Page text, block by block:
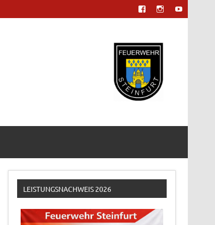
LEISTUNGSNACHWEIS 2026